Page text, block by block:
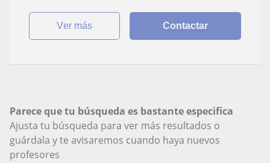
ver más Contactar
Parece que tu búsqueda es bastante especifica
Ajusta tu búsqueda para ver más resultados o
guárdala y te avisaremos cuando haya nuevos
profesores